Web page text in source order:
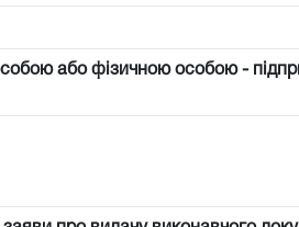
або фізичною особою -